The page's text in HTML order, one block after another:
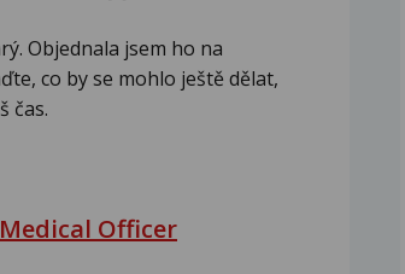
Objednala jsem ho na
co by se mohlo ještě dělat,
čas.
Officer